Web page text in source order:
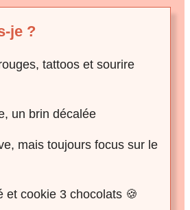
je ?
tattoos et sourire
un brin décalée
mais toujours focus sur le
et cookie 3 chocolats 🍪